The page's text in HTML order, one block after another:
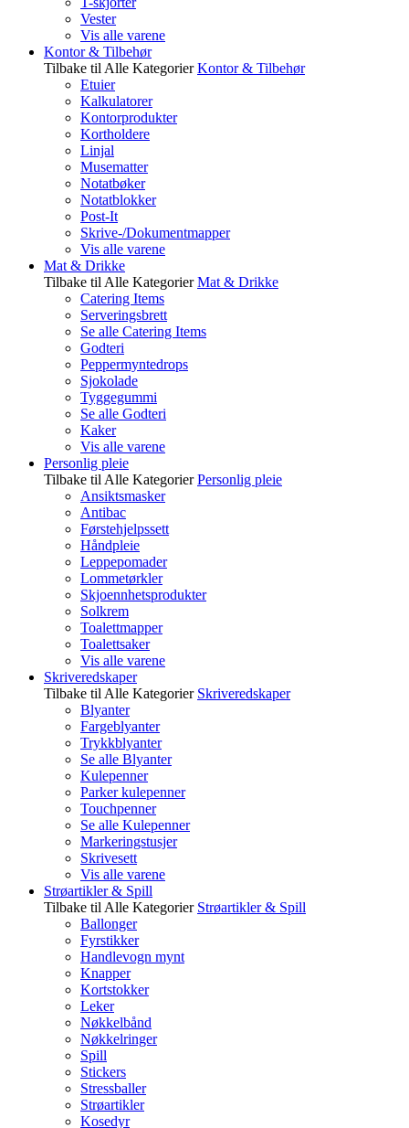
Vester
Vis alle varene
Kontor & Tilbehør
Tilbake til Alle Kategorier Kontor & Tilbehør
Etuier
Kalkulatorer
Kontorprodukter
Kortholdere
Linjal
Musematter
Notatbøker
Notatblokker
Post-It
Skrive-/Dokumentmapper
Vis alle varene
Mat & Drikke
Tilbake til Alle Kategorier Mat & Drikke
Catering Items
Serveringsbrett
Se alle Catering Items
Godteri
Peppermyntedrops
Sjokolade
Tyggegummi
Se alle Godteri
Kaker
Vis alle varene
Personlig pleie
Tilbake til Alle Kategorier Personlig pleie
Ansiktsmasker
Antibac
Førstehjelpssett
Håndpleie
Leppepomader
Lommetørkler
Skjoennhetsprodukter
Solkrem
Toalettmapper
Toalettsaker
Vis alle varene
Skriveredskaper
Tilbake til Alle Kategorier Skriveredskaper
Blyanter
Fargeblyanter
Trykkblyanter
Se alle Blyanter
Kulepenner
Parker kulepenner
Touchpenner
Se alle Kulepenner
Markeringstusjer
Skrivesett
Vis alle varene
Strøartikler & Spill
Tilbake til Alle Kategorier Strøartikler & Spill
Ballonger
Fyrstikker
Handlevogn mynt
Knapper
Kortstokker
Leker
Nøkkelbånd
Nøkkelringer
Spill
Stickers
Stressballer
Strøartikler
Kosedyr